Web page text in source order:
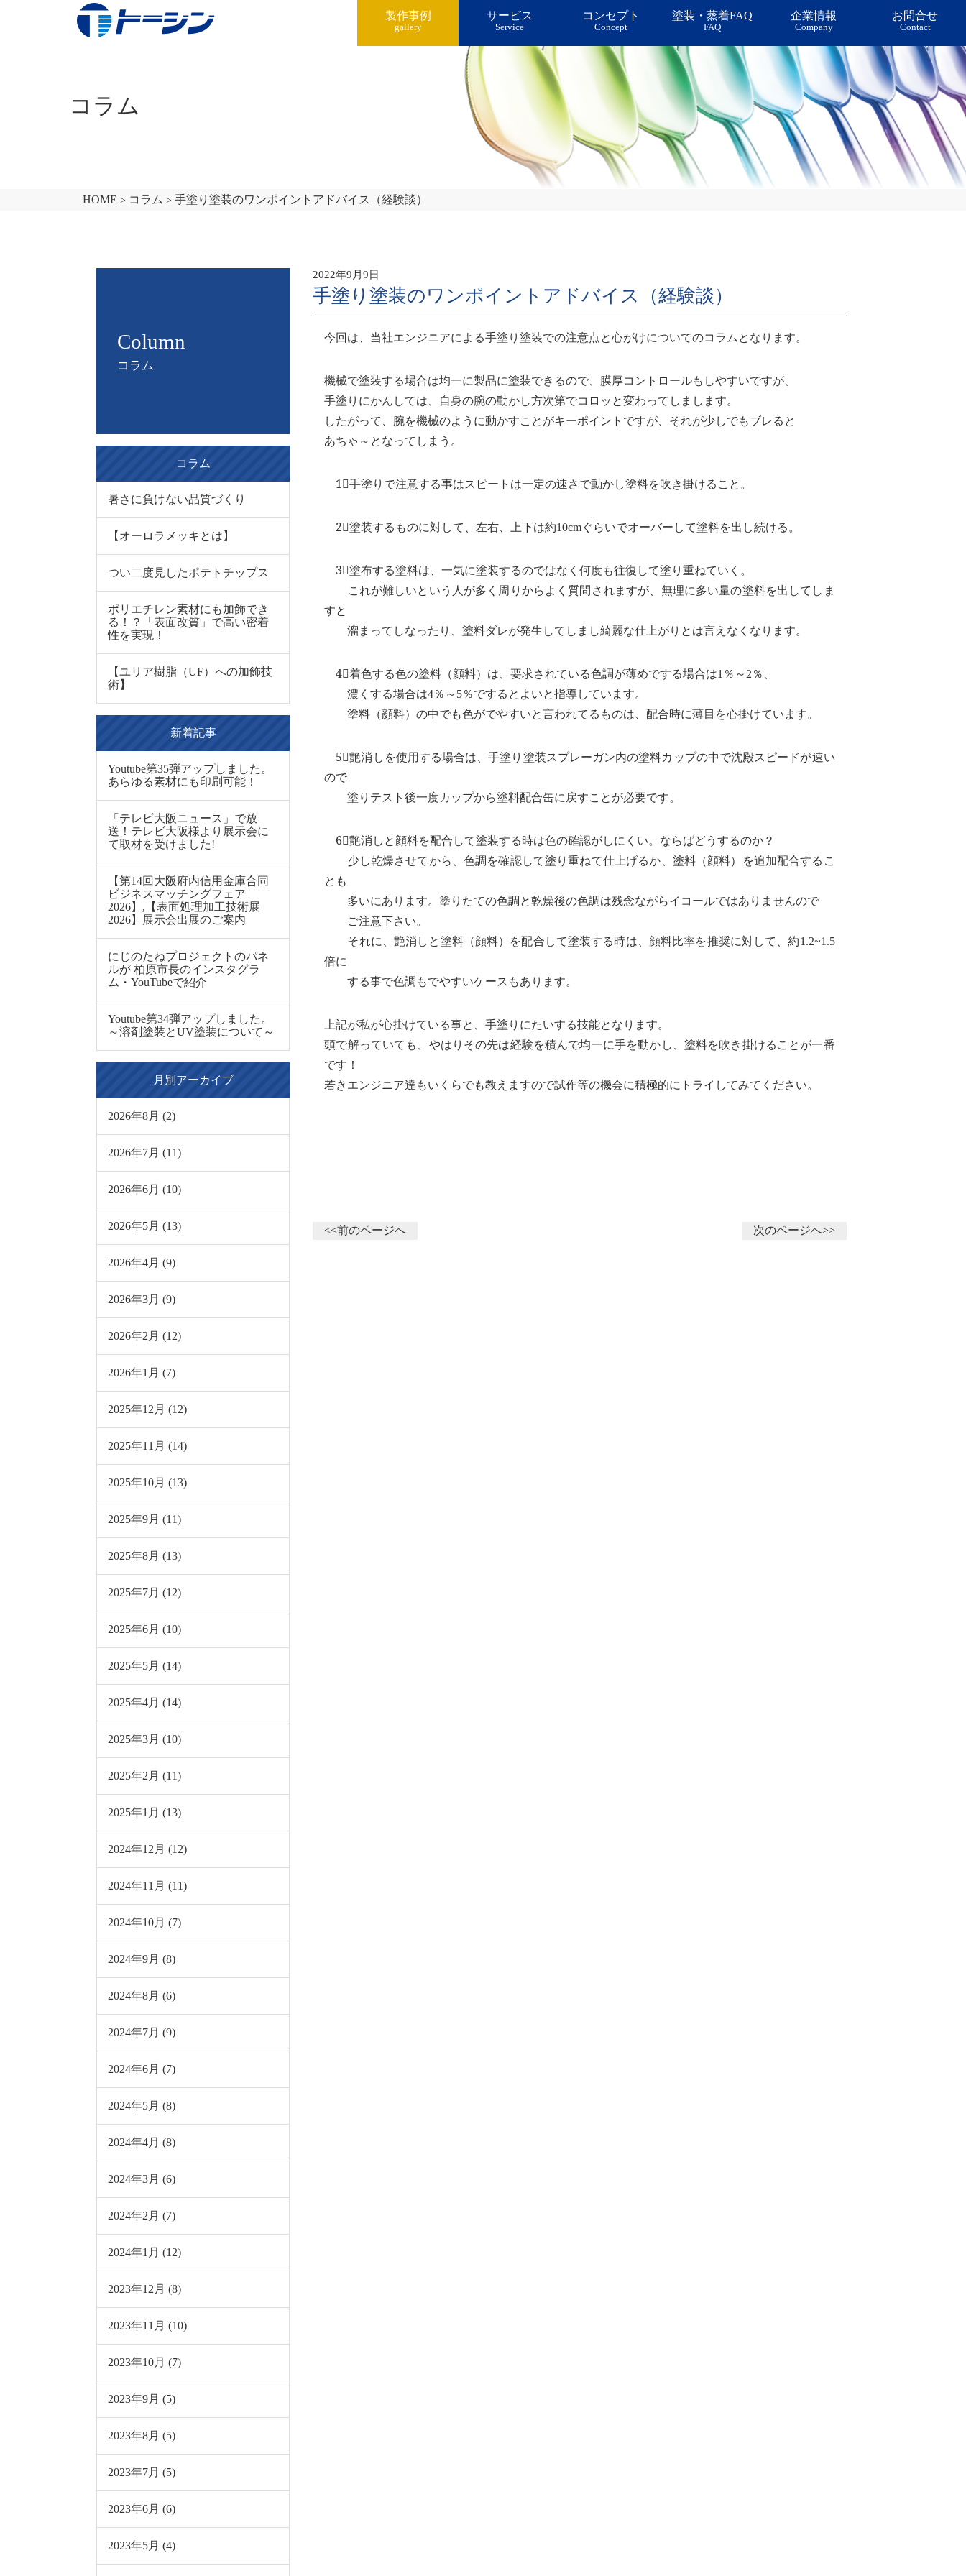
製作事例
gallery
サービス
Service
コンセプト
Concept
塗装・蒸着FAQ
FAQ
企業情報
Company
お問合せ
Contact
コラム
HOME > コラム >手塗り塗装のワンポイントアドバイス（経験談）
Column
コラム
コラム
暑さに負けない品質づくり
【オーロラメッキとは】
つい二度見したポテトチップス
ポリエチレン素材にも加飾でき
る！？「表面改質」で高い密着
性を実現！
【ユリア樹脂（UF）への加飾技
術】
新着記事
Youtube第35弾アップしました。
あらゆる素材にも印刷可能！
「テレビ大阪ニュース」で放
送！テレビ大阪様より展示会に
て取材を受けました!
【第14回大阪府内信用金庫合同
ビジネスマッチングフェア
2026】,【表面処理加工技術展
2026】展示会出展のご案内
にじのたねプロジェクトのパネ
ルが 柏原市長のインスタグラ
ム・YouTubeで紹介
Youtube第34弾アップしました。
～溶剤塗装とUV塗装について～
月別アーカイブ
2026年8月 (2)
2026年7月 (11)
2026年6月 (10)
2026年5月 (13)
2026年4月 (9)
2026年3月 (9)
2026年2月 (12)
2026年1月 (7)
2025年12月 (12)
2025年11月 (14)
2025年10月 (13)
2025年9月 (11)
2025年8月 (13)
2025年7月 (12)
2025年6月 (10)
2025年5月 (14)
2025年4月 (14)
2025年3月 (10)
2025年2月 (11)
2025年1月 (13)
2024年12月 (12)
2024年11月 (11)
2024年10月 (7)
2024年9月 (8)
2024年8月 (6)
2024年7月 (9)
2024年6月 (7)
2024年5月 (8)
2024年4月 (8)
2024年3月 (6)
2024年2月 (7)
2024年1月 (12)
2023年12月 (8)
2023年11月 (10)
2023年10月 (7)
2023年9月 (5)
2023年8月 (5)
2023年7月 (5)
2023年6月 (6)
2023年5月 (4)
2022年9月9日
手塗り塗装のワンポイントアドバイス（経験談）
今回は、当社エンジニアによる手塗り塗装での注意点と心がけについてのコラムとなります。
機械で塗装する場合は均一に製品に塗装できるので、膜厚コントロールもしやすいですが、
手塗りにかんしては、自身の腕の動かし方次第でコロッと変わってしまします。
したがって、腕を機械のように動かすことがキーポイントですが、それが少しでもブレると
あちゃ～となってしまう。
1⃣手塗りで注意する事はスピートは一定の速さで動かし塗料を吹き掛けること。
2⃣塗装するものに対して、左右、上下は約10cmぐらいでオーバーして塗料を出し続ける。
3⃣塗布する塗料は、一気に塗装するのではなく何度も往復して塗り重ねていく。
これが難しいという人が多く周りからよく質問されますが、無理に多い量の塗料を出してしま
すと
溜まってしなったり、塗料ダレが発生してしまし綺麗な仕上がりとは言えなくなります。
4⃣着色する色の塗料（顔料）は、要求されている色調が薄めでする場合は1％～2％、
濃くする場合は4％～5％でするとよいと指導しています。
塗料（顔料）の中でも色がでやすいと言われてるものは、配合時に薄目を心掛けています。
5⃣艶消しを使用する場合は、手塗り塗装スプレーガン内の塗料カップの中で沈殿スピードが速い
ので
塗りテスト後一度カップから塗料配合缶に戻すことが必要です。
6⃣艶消しと顔料を配合して塗装する時は色の確認がしにくい。ならばどうするのか？
少し乾燥させてから、色調を確認して塗り重ねて仕上げるか、塗料（顔料）を追加配合するこ
とも
多いにあります。塗りたての色調と乾燥後の色調は残念ながらイコールではありませんので
ご注意下さい。
それに、艶消しと塗料（顔料）を配合して塗装する時は、顔料比率を推奨に対して、約1.2~1.5
倍に
する事で色調もでやすいケースもあります。
上記が私が心掛けている事と、手塗りにたいする技能となります。
頭で解っていても、やはりその先は経験を積んで均一に手を動かし、塗料を吹き掛けることが一番
です！
若きエンジニア達もいくらでも教えますので試作等の機会に積極的にトライしてみてください。
<<前のページへ 次のページへ>>